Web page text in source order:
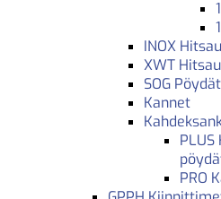
INOX
XWT
SOG Pöydät
Kannet
PRO